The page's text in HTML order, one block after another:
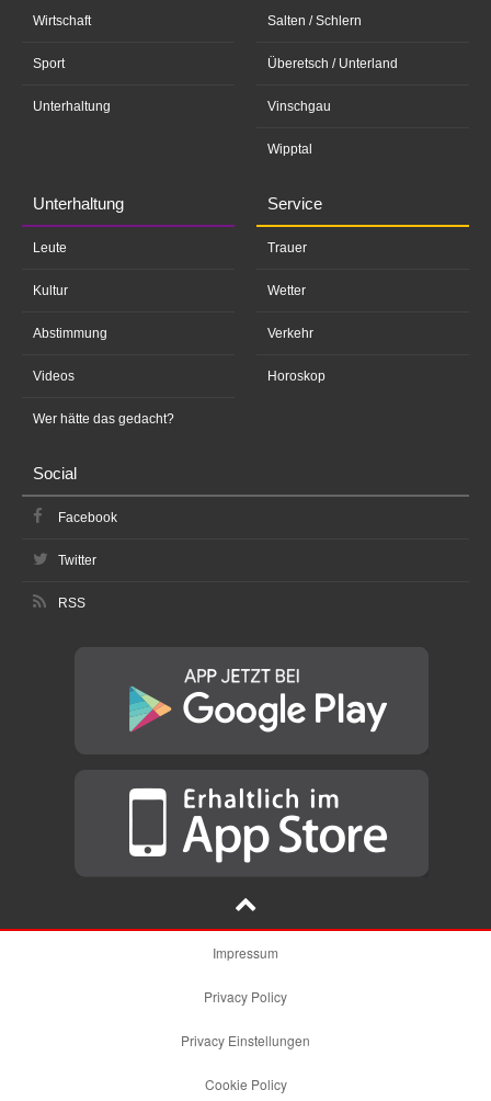
Wirtschaft
Sport
Unterhaltung
Salten / Schlern
Überetsch / Unterland
Vinschgau
Wipptal
Unterhaltung
Leute
Kultur
Abstimmung
Videos
Wer hätte das gedacht?
Service
Trauer
Wetter
Verkehr
Horoskop
Social
Facebook
Twitter
RSS
Impressum
Privacy Policy
Privacy Einstellungen
Cookie Policy